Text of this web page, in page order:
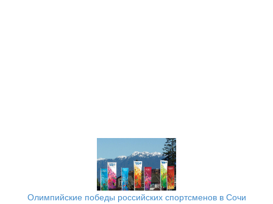
Олимпийские победы российских спортсменов в Сочи